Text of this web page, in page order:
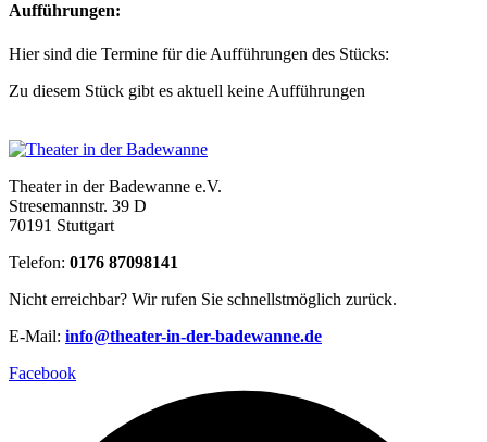
Aufführungen:
Hier sind die Termine für die Aufführungen des Stücks:
Zu diesem Stück gibt es aktuell keine Aufführungen
Theater in der Badewanne e.V.
Stresemannstr. 39 D
70191 Stuttgart
Telefon: 0176 87098141
Nicht erreichbar? Wir rufen Sie schnellstmöglich zurück.
E-Mail: info@theater-in-der-badewanne.de
Facebook